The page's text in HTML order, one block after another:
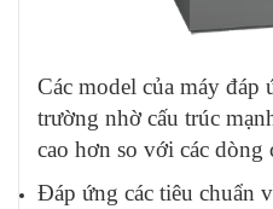
Các model của máy đáp
trường nhờ cấu trúc
cao hơn so với các dòng
Đáp ứng các tiêu chuẩn